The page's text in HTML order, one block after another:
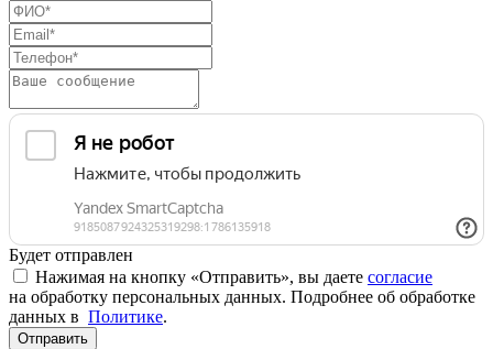
Будет отправлен
Нажимая на кнопку «Отправить», вы даете согласие
на обработку персональных данных. Подробнее об обработке
данных в Политике.
Отправить